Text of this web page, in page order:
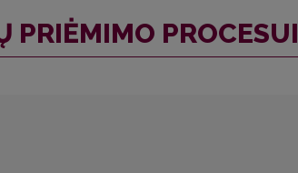
PRIĖMIMO PROCESUI